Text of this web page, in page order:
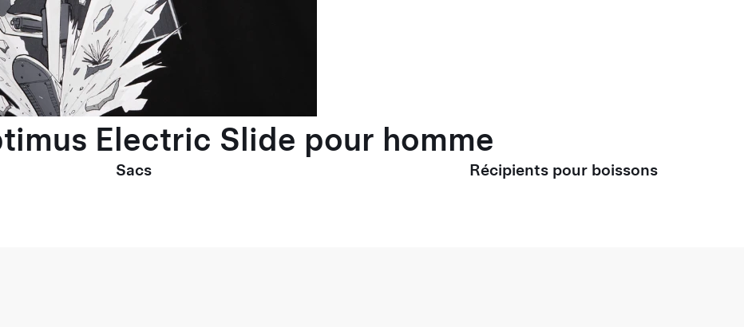
Electric Slide pour homme
Sacs Récipients pour boissons